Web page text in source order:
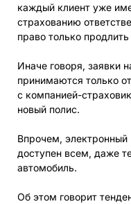
каждый клиент уже
страхованию
право только
Иначе говоря, заявки
принимаются только
с компанией-
новый полис.
Впрочем, электронный
доступен всем, даже
автомобиль.
Об этом говорит